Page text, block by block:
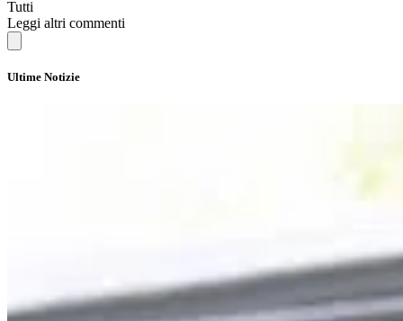
Tutti
Leggi altri commenti
Ultime Notizie